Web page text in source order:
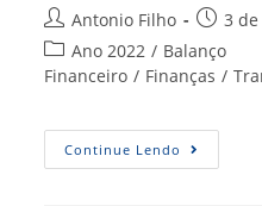
Autor
do
post:
Antonio Filho
Post3
Categoria
do
Ano 2022 / Balanço
Financeiro / Finanças /
Continue Lendo BF
JAN